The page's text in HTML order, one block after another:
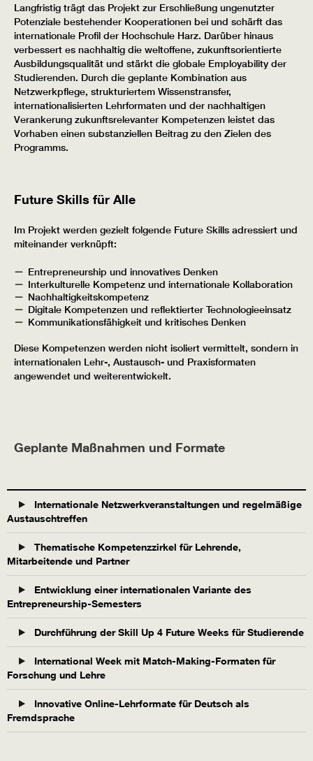
Langfristig trägt das Projekt zur Erschließung ungenutzter
Potenziale bestehender Kooperationen bei und schärft das
internationale Profil der Hochschule Harz. Darüber hinaus
verbessert es nachhaltig die weltoffene, zukunftsorientierte
Ausbildungsqualität und stärkt die globale Employability der
Studierenden. Durch die geplante Kombination aus
Netzwerkpflege, strukturiertem Wissenstransfer,
internationalisierten Lehrformaten und der nachhaltigen
Verankerung zukunftsrelevanter Kompetenzen leistet das
Vorhaben einen substanziellen Beitrag zu den Zielen des
Programms.
Future Skills für Alle
Im Projekt werden gezielt folgende Future Skills adressiert und
miteinander verknüpft:
Entrepreneurship und innovatives Denken
Interkulturelle Kompetenz und internationale Kollaboration
Nachhaltigkeitskompetenz
Digitale Kompetenzen und reflektierter Technologieeinsatz
Kommunikationsfähigkeit und kritisches Denken
Diese Kompetenzen werden nicht isoliert vermittelt, sondern in
internationalen Lehr-, Austausch- und Praxisformaten
angewendet und weiterentwickelt.
Geplante Maßnahmen und Formate
Internationale Netzwerkveranstaltungen und regelmäßige
Austauschtreffen
Thematische Kompetenzzirkel für Lehrende,
Mitarbeitende und Partner
Entwicklung einer internationalen Variante des
Entrepreneurship-Semesters
Durchführung der Skill Up 4 Future Weeks für Studierende
International Week mit Match-Making-Formaten für
Forschung und Lehre
Innovative Online-Lehrformate für Deutsch als
Fremdsprache